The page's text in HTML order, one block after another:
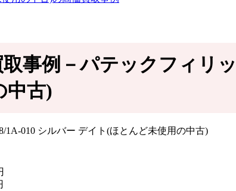
取事例－パテックフィリ
中古)